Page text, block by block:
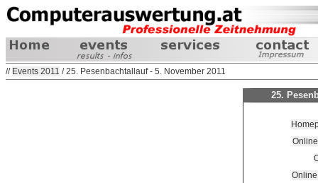
// Events 2011 / 25. Pesenbachtallauf - 5. November 2011
25.